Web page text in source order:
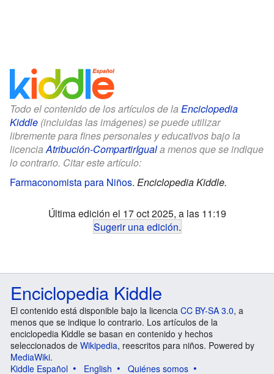
Todo el contenido de los artículos de la Enciclopedia
Kiddle (incluidas las imágenes) se puede utilizar
libremente para fines personales y educativos bajo la
licenciaAtribución-CompartirIguala menos que se indique
lo contrario. Citar este artículo:
Farmaconomista para Niños. Enciclopedia Kiddle.
Última edición el 17 oct 2025, a las 11:19
Sugerir una edición.
Enciclopedia Kiddle
El contenido está disponible bajo la licencia CC BY-SA 3.0, a
menos que se indique lo contrario. Los artículos de la
enciclopedia Kiddle se basan en contenido y hechos
seleccionados de Wikipedia, reescritos para niños. Powered by
MediaWiki.
Kiddle Español
English Quiénes somos